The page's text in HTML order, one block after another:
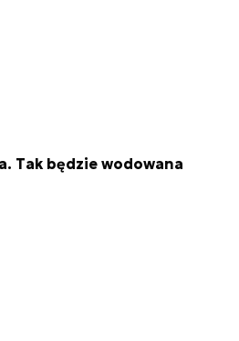
Tak będzie wodowana